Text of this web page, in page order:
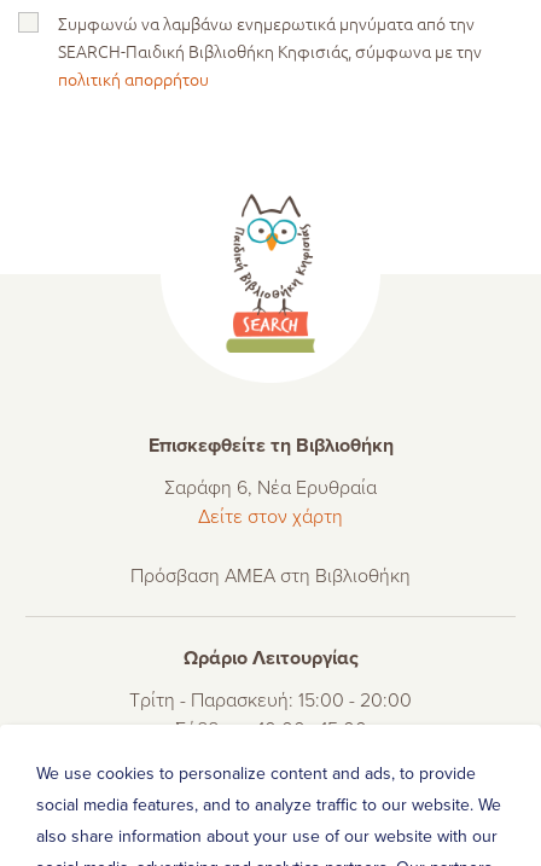
Συμφωνώ να λαμβάνω ενημερωτικά μηνύματα από την
SEARCH-Παιδική Βιβλιοθήκη Κηφισιάς, σύμφωνα με την
πολιτική απορρήτου
Επισκεφθείτε τη Βιβλιοθήκη
Σαράφη 6, Νέα Ερυθραία
Δείτε στον χάρτη
Πρόσβαση ΑΜΕΑ στη Βιβλιοθήκη
Ωράριο Λειτουργίας
Τρίτη - Παρασκευή: 15:00 - 20:00
Σάββατο: 10:00 - 15:00
Τηλέφωνο Επικοινωνίας
We use cookies to personalize content and ads, to provide
social media features, and to analyze traffic to our website. We
also share information about your use of our website with our